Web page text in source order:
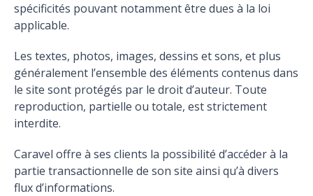
spécificités pouvant notamment être dues à la loi
applicable.
Les textes, photos, images, dessins et sons, et plus
généralement l’ensemble des éléments contenus dans
le site sont protégés par le droit d’auteur. Toute
reproduction, partielle ou totale, est strictement
interdite.
Caravel offre à ses clients la possibilité d’accéder à la
partie transactionnelle de son site ainsi qu’à divers
flux d’informations.